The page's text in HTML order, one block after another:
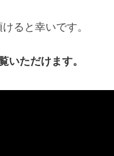
ると幸いです。
いただけます。